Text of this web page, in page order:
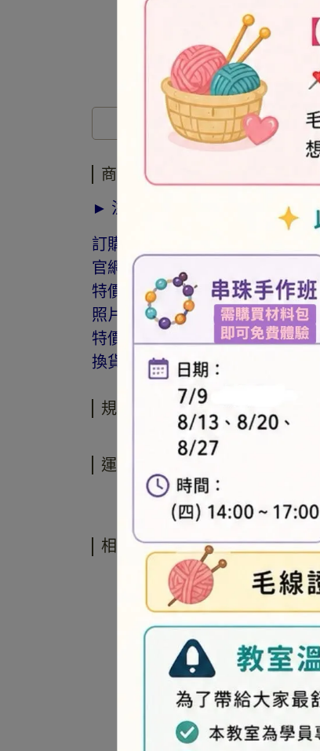
商品介紹
商品介紹
► 注意事項
訂購前請詳閱「線上訂購流程說
官網與門市同步銷售，如遇缺貨
特價商品，會員不再提供折扣優
照片因拍攝光線與螢幕色差而
特價品、客訂商品、毛線、緞
換貨。
規格說明
運送方式
相關商品